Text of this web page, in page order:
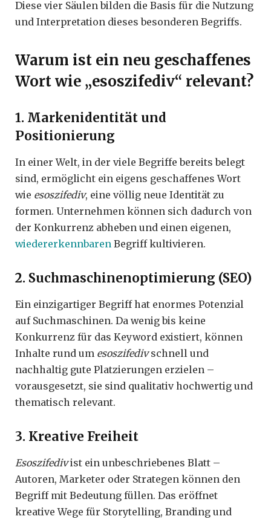
Diese vier Säulen bilden die Basis für die Nutzung
und Interpretation dieses besonderen Begriffs.
Warum ist ein neu geschaffenes
Wort wie „esoszifediv“ relevant?
1. Markenidentität und
Positionierung
In einer Welt, in der viele Begriffe bereits belegt
sind, ermöglicht ein eigens geschaffenes Wort
wie esoszifediv, eine völlig neue Identität zu
formen. Unternehmen können sich dadurch von
der Konkurrenz abheben und einen eigenen,
wiedererkennbaren Begriff kultivieren.
2. Suchmaschinenoptimierung (SEO)
Ein einzigartiger Begriff hat enormes Potenzial
auf Suchmaschinen. Da wenig bis keine
Konkurrenz für das Keyword existiert, können
Inhalte rund um esoszifedivschnell und
nachhaltig gute Platzierungen erzielen –
vorausgesetzt, sie sind qualitativ hochwertig und
thematisch relevant.
3. Kreative Freiheit
Esoszifedivist ein unbeschriebenes Blatt –
Autoren, Marketer oder Strategen können den
Begriff mit Bedeutung füllen. Das eröffnet
kreative Wege für Storytelling, Branding und